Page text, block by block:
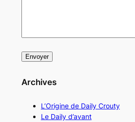
Archives
L’Origine de Daily Crouty
Le Daily d’avant